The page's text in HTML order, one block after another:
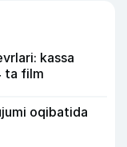
kassa
ta film
oqibatida